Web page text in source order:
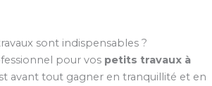
sont indispensables ?
pour vos petits travaux à
avant tout gagner en tranquillité et en